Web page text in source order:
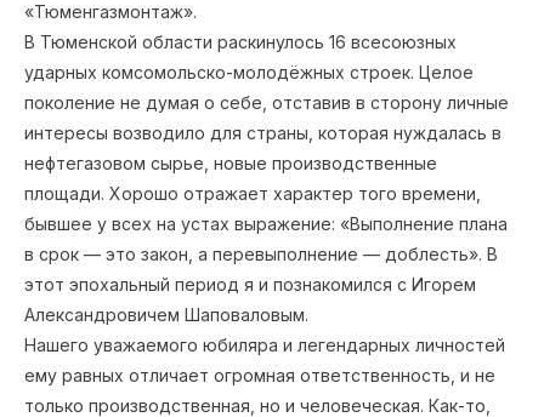
«Тюменгазмонтаж».
В Тюменской области раскинулось 16 всесоюзных
ударных комсомольско-молодёжных строек. Целое
поколение не думая о себе, отставив в сторону личные
интересы возводило для страны, которая нуждалась в
нефтегазовом сырье, новые производственные
площади. Хорошо отражает характер того времени,
бывшее у всех на устах выражение: «Выполнение плана
в срок — это закон, а перевыполнение — доблесть». В
этот эпохальный период я и познакомился с Игорем
Александровичем Шаповаловым.
Нашего уважаемого юбиляра и легендарных личностей
ему равных отличает огромная ответственность, и не
только производственная, но и человеческая. Как-то,